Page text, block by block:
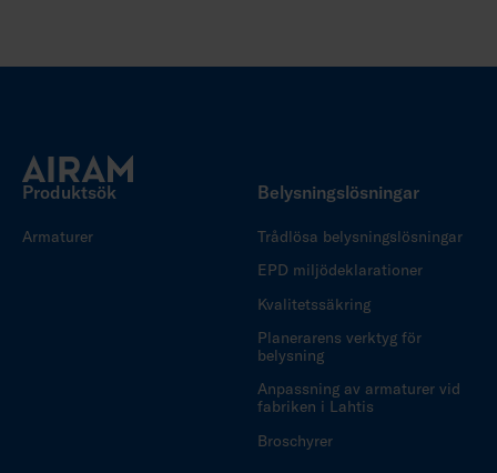
Produktsök
Armaturer
Belysningslösningar
Trådlösa belysningslösningar
EPD miljödeklarationer
Kvalitetssäkring
Planerarens verktyg för
belysning
Anpassning av armaturer vid
fabriken i Lahtis
Broschyrer